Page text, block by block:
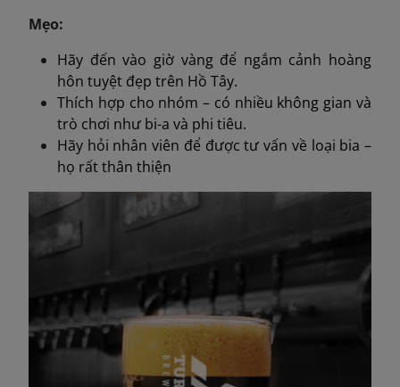
Mẹo:
Hãy đến vào giờ vàng để ngắm cảnh hoàng
hôn tuyệt đẹp trên Hồ Tây.
Thích hợp cho nhóm – có nhiều không gian và
trò chơi như bi-a và phi tiêu.
Hãy hỏi nhân viên để được tư vấn về loại bia –
họ rất thân thiện